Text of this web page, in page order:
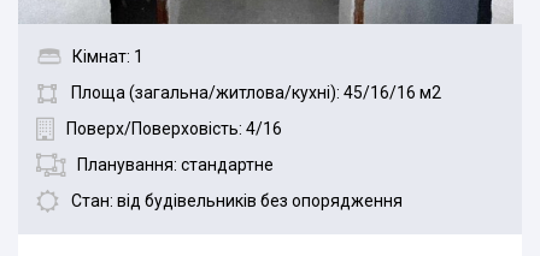
Кімнат: 1
Площа (загальна/житлова/кухні): 45/16/16 м2
Поверх/Поверховість: 4/16
Планування: стандартне
Стан: від будівельників без опорядження